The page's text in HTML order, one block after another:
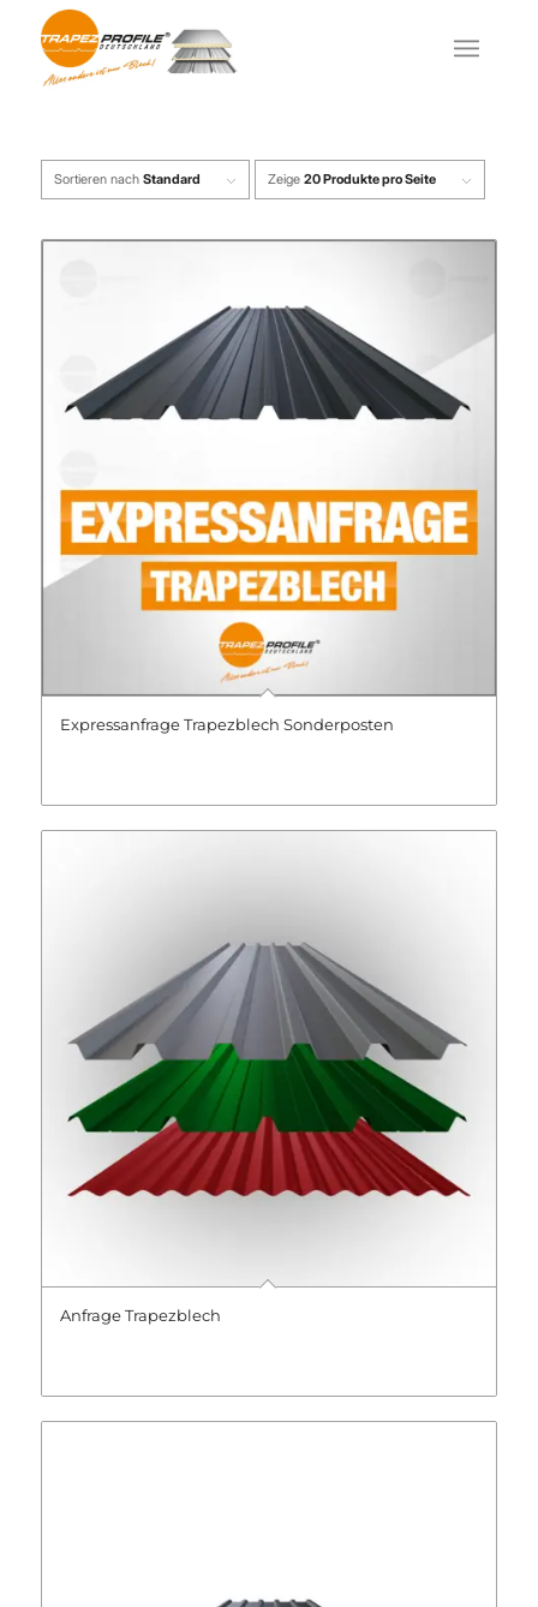
Sortieren nach Standard Zeige 20 Produkte pro Seite
Expressanfrage Trapezblech Sonderposten
Anfrage Trapezblech